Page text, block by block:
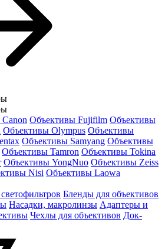
Объективы Fujifilm Объективы
Объективы Olympus Объективы
Объективы Samyang Объективы
Объективы Tamron Объективы Tokina
Объективы YongNuo Объективы Zeiss
Nisi Объективы Laowa
Бленды для объективов
Насадки, макролинзы Адаптеры и
Чехлы для объективов Док-